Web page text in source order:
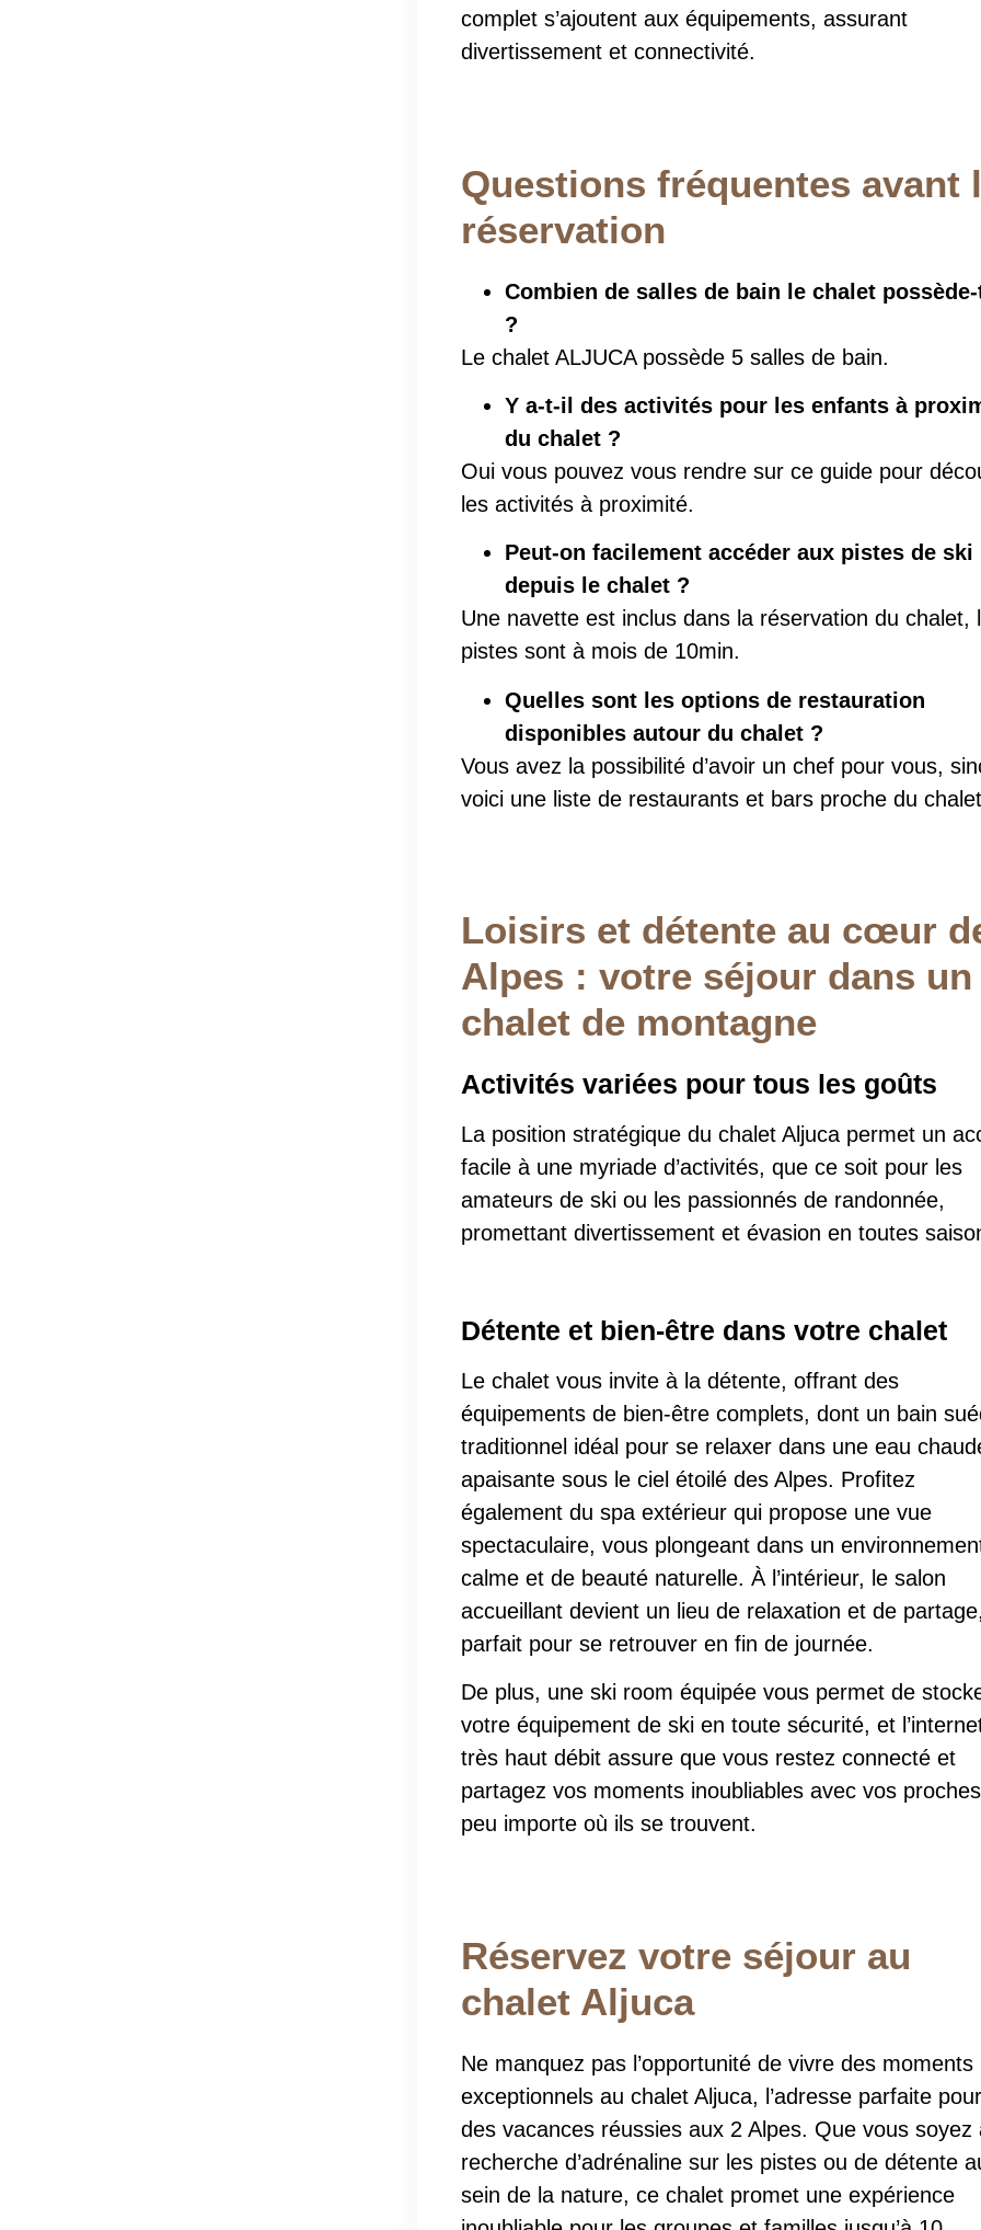
complet s’ajoutent aux équipements, assurant
divertissement et connectivité.
Questions fréquentes avant
réservation
Combien de salles de bain le chalet
?
Le chalet ALJUCA possède 5 salles de bain.
Y a-t-il des activités pour les enfants à
du chalet ?
Oui vous pouvez vous rendre sur ce guide pour
les activités à proximité.
Peut-on facilement accéder aux pistes de ski
depuis le chalet ?
Une navette est inclus dans la réservation du chalet,
pistes sont à mois de 10min.
Quelles sont les options de restauration
disponibles autour du chalet ?
Vous avez la possibilité d’avoir un chef pour vous,
voici une liste de restaurants et bars proche du
Loisirs et détente au cœur
Alpes : votre séjour dans un
chalet de montagne
Activités variées pour tous les goûts
La position stratégique du chalet Aljuca permet un
facile à une myriade d’activités, que ce soit pour les
amateurs de ski ou les passionnés de randonnée,
promettant divertissement et évasion en toutes
Détente et bien-être dans votre chalet
Le chalet vous invite à la détente, offrant des
équipements de bien-être complets, dont un bain
traditionnel idéal pour se relaxer dans une eau
apaisante sous le ciel étoilé des Alpes. Profitez
également du spa extérieur qui propose une vue
spectaculaire, vous plongeant dans un
calme et de beauté naturelle. À l’intérieur, le salon
accueillant devient un lieu de relaxation et de partage,
parfait pour se retrouver en fin de journée.
De plus, une ski room équipée vous permet de
votre équipement de ski en toute sécurité, et
très haut débit assure que vous restez connecté et
partagez vos moments inoubliables avec vos
peu importe où ils se trouvent.
Réservez votre séjour au
chalet Aljuca
Ne manquez pas l’opportunité de vivre des moments
exceptionnels au chalet Aljuca, l’adresse parfaite pour
des vacances réussies aux 2 Alpes. Que vous soyez
recherche d’adrénaline sur les pistes ou de détente
sein de la nature, ce chalet promet une expérience